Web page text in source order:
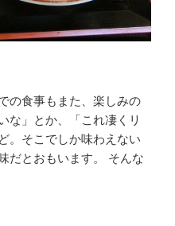
の食事もまた、楽しみの
な」とか、「これ凄くリ
。そこでしか味わえない
だとおもいます。 そんな